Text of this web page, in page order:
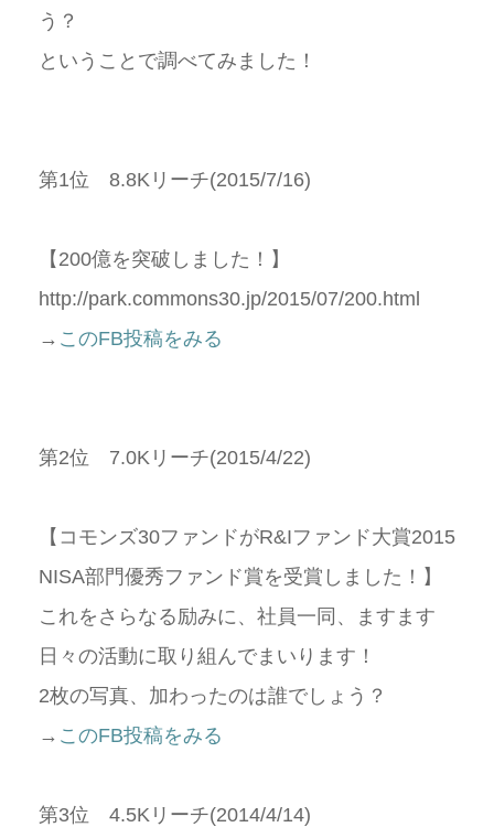
う？
ということで調べてみました！
第1位 8.8Kリーチ(2015/7/16)
【200億を突破しました！】
http://park.commons30.jp/2015/07/200.html
→ このFB投稿をみる
第2位 7.0Kリーチ(2015/4/22)
【コモンズ30ファンドがR&Iファンド大賞2015
NISA部門優秀ファンド賞を受賞しました！】
これをさらなる励みに、社員一同、ますます
日々の活動に取り組んでまいります！
2枚の写真、加わったのは誰でしょう？
→ このFB投稿をみる
第3位 4.5Kリーチ(2014/4/14)